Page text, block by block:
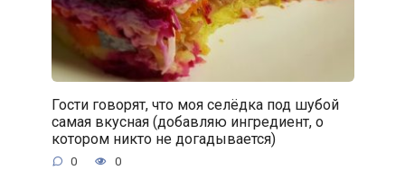
Гости говорят, что моя селёдка под шубой
самая вкусная (добавляю ингредиент, о
котором никто не догадывается)
0 0